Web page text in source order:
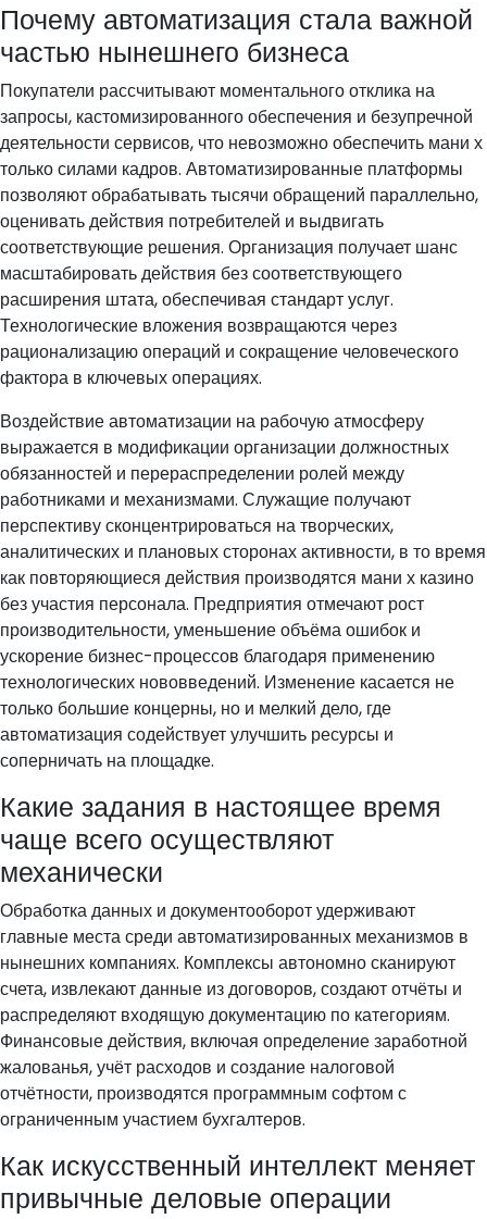
Почему автоматизация стала важной
частью нынешнего бизнеса
Покупатели рассчитывают моментального отклика на
запросы, кастомизированного обеспечения и безупречной
деятельности сервисов, что невозможно обеспечить мани х
только силами кадров. Автоматизированные платформы
позволяют обрабатывать тысячи обращений параллельно,
оценивать действия потребителей и выдвигать
соответствующие решения. Организация получает шанс
масштабировать действия без соответствующего
расширения штата, обеспечивая стандарт услуг.
Технологические вложения возвращаются через
рационализацию операций и сокращение человеческого
фактора в ключевых операциях.
Воздействие автоматизации на рабочую атмосферу
выражается в модификации организации должностных
обязанностей и перераспределении ролей между
работниками и механизмами. Служащие получают
перспективу сконцентрироваться на творческих,
аналитических и плановых сторонах активности, в то время
как повторяющиеся действия производятся мани х казино
без участия персонала. Предприятия отмечают рост
производительности, уменьшение объёма ошибок и
ускорение бизнес-процессов благодаря применению
технологических нововведений. Изменение касается не
только большие концерны, но и мелкий дело, где
автоматизация содействует улучшить ресурсы и
соперничать на площадке.
Какие задания в настоящее время
чаще всего осуществляют
механически
Обработка данных и документооборот удерживают
главные места среди автоматизированных механизмов в
нынешних компаниях. Комплексы автономно сканируют
счета, извлекают данные из договоров, создают отчёты и
распределяют входящую документацию по категориям.
Финансовые действия, включая определение заработной
жалованья, учёт расходов и создание налоговой
отчётности, производятся программным софтом с
ограниченным участием бухгалтеров.
Как искусственный интеллект меняет
привычные деловые операции